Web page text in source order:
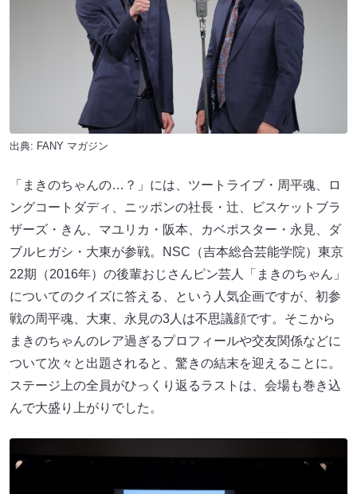
出典: FANY マガジン
「まきのちゃんの…？」には、ツートライブ・周平魂、ロ
ングコートダディ、ニッポンの社長・辻、ビスケットブラ
ザーズ・きん、マユリカ・阪本、カベポスター・永見、ダ
ブルヒガシ・大東が参戦。NSC（吉本総合芸能学院）東京
22期（2016年）の後輩おじさんピン芸人「まきのちゃん」
についてのクイズに答える、という人気企画ですが、初参
戦の周平魂、大東、永見の3人は不思議顔です。そこから
まきのちゃんのレア過ぎるプロフィールや交友関係などに
ついて次々と出題されると、驚きの結末を迎えることに。
ステージ上の全員がひっくり返るラストは、会場も巻き込
んで大盛り上がりでした。